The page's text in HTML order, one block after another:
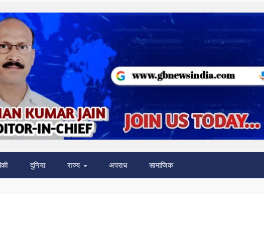
दुनिया राज्य अपराध सामाजिक